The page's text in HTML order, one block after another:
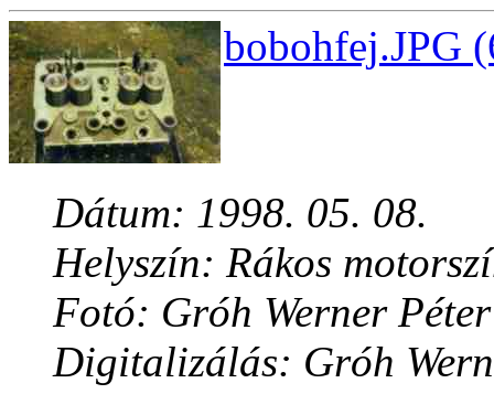
bobohfej.JPG
Dátum: 1998. 05. 08.
Helyszín: Rákos
Fotó: Gróh Werner Péter
Digitalizálás: Gróh